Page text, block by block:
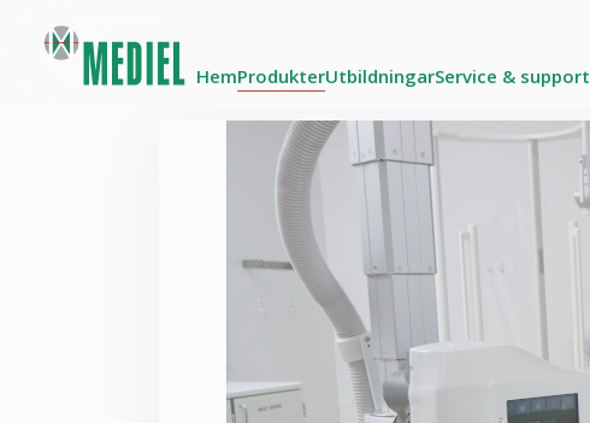
HemProdukterUtbildningarService & support